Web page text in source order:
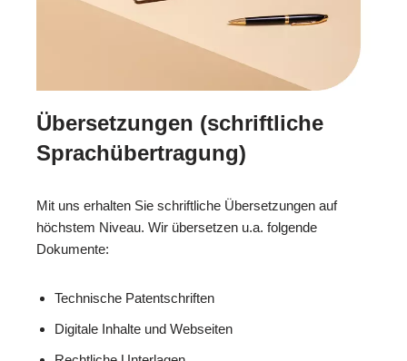
Übersetzungen (schriftliche
Sprachübertragung)
Mit uns erhalten Sie schriftliche Übersetzungen auf
höchstem Niveau. Wir übersetzen u.a. folgende
Dokumente:
Technische Patentschriften
Digitale Inhalte und Webseiten